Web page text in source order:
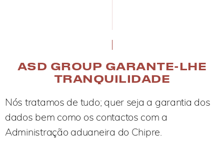
ASD GROUP GARANTE-LHE
TRANQUILIDADE
Nós tratamos de tudo; quer seja a garantia dos
dados bem como os contactos com a
Administração aduaneira do Chipre.